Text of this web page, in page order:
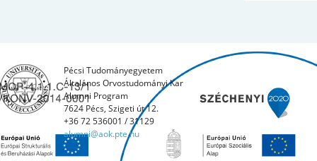
Pécsi Tudományegyetem
Általános Orvostudományi Kar
Alumni Program
7624 Pécs, Szigeti út 12.
+36 72 536001 / 31129
alumni@aok.pte.hu